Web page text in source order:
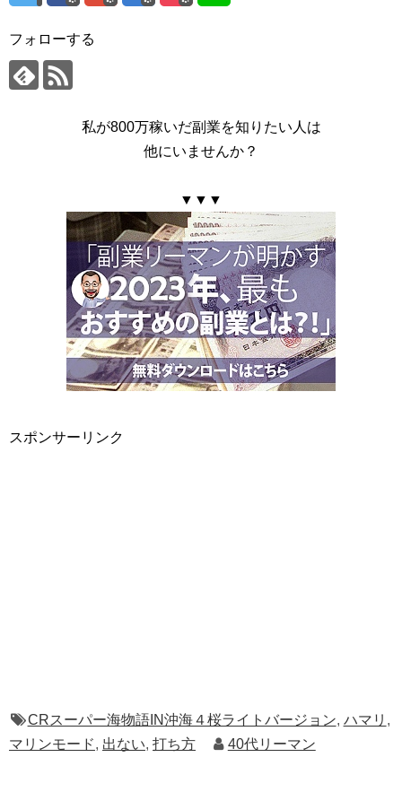
フォローする
私が800万稼いだ副業を知りたい人は
他にいませんか？
▼▼▼
スポンサーリンク
CRスーパー海物語IN沖海４桜ライトバージョン, ハマリ ,
マリンモード, 出ない, 打ち方 40代リーマン